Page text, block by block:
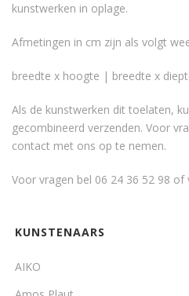
kunstwerken in oplage.
Afmetingen in cm zijn als volgt
breedte x hoogte | breedte x
Als de kunstwerken dit toelaten,
gecombineerd verzenden. Voor
contact met ons op te nemen.
Voor vragen bel 06 24 36 52 98 of
KUNSTENAARS
AIKO